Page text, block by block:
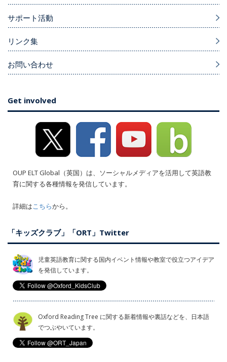
サポート活動
リンク集
お問い合わせ
Get involved
OUP ELT Global（英国）は、ソーシャルメディアを活用して英語教
育に関する各種情報を発信しています。
詳細はこちらから。
「キッズクラブ」「ORT」Twitter
児童英語教育に関する国内イベント情報や教室で役立つアイデア
を発信しています。
Oxford Reading Tree に関する新着情報や裏話などを、日本語
でつぶやいています。